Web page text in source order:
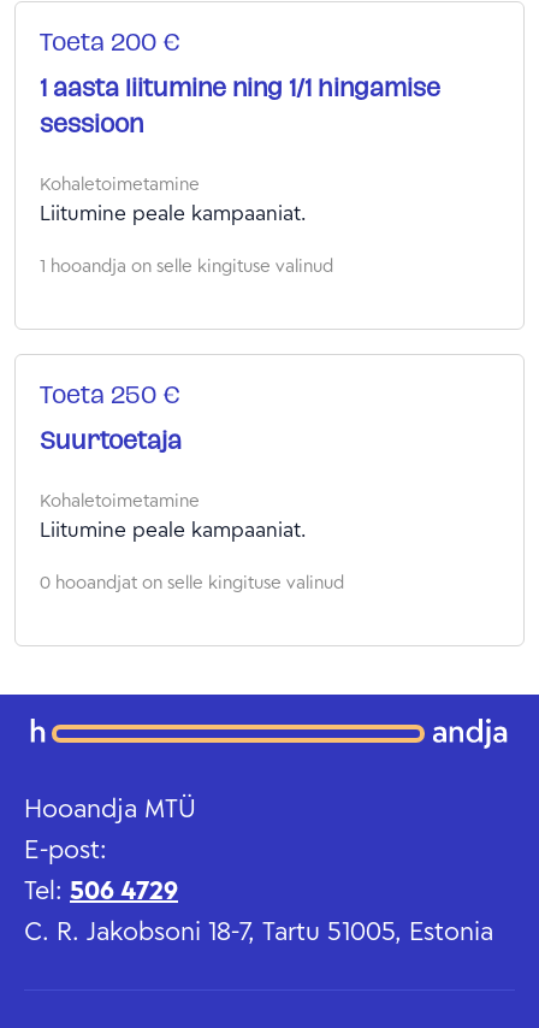
Toeta 200 €
1 aasta liitumine ning 1/1 hingamise
sessioon
Kohaletoimetamine
Liitumine peale kampaaniat.
1 hooandja on selle kingituse valinud
Toeta 250 €
Suurtoetaja
Kohaletoimetamine
Liitumine peale kampaaniat.
0 hooandjat on selle kingituse valinud
Hooandja MTÜ
E-post:
Tel: 506 4729
C. R. Jakobsoni 18-7, Tartu 51005, Estonia